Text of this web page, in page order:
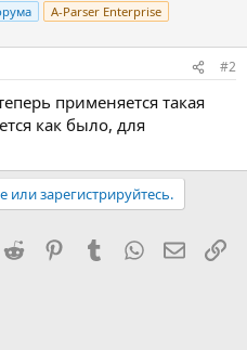
A-Parser Enterprise
#2
применяется такая
как было, для
или зарегистрируйтесь.
Reddit PinterestTumblr WhatsApp